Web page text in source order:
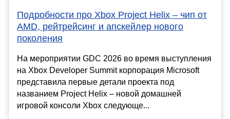
Подробности про Xbox Project Helix – чип от
AMD, рейтрейсинг и апскейлер нового
поколения
На мероприятии GDC 2026 во время выступления
на Xbox Developer Summit корпорация Microsoft
представила первые детали проекта под
названием Project Helix – новой домашней
игровой консоли Xbox следующе...